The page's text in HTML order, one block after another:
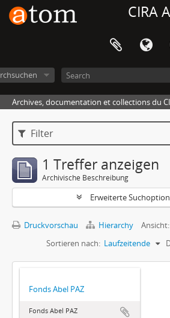
CIRA
Archives, documentation et collections du
Filter
1 Treffer anzeigen
Archivische Beschreibung
Erweiterte
Druckvorschau Hierarchy
Ansicht:
Sortieren nach: Laufzeitende
Fonds Abel PAZ
Fonds Abel PAZ